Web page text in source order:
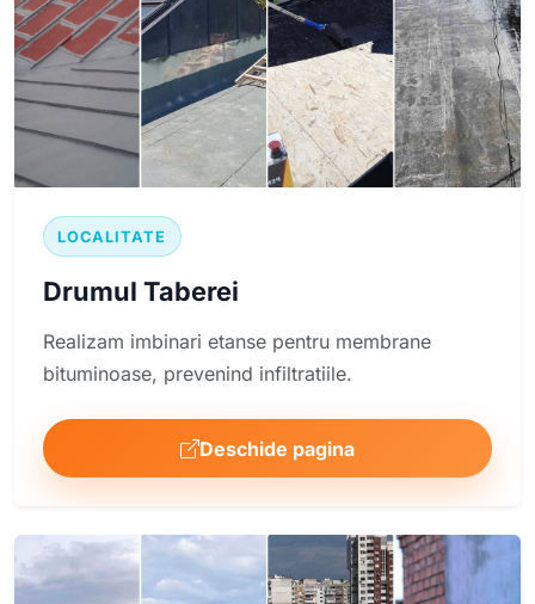
LOCALITATE
Drumul Taberei
Realizam imbinari etanse pentru membrane
bituminoase, prevenind infiltratiile.
Deschide pagina